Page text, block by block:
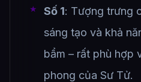
Số 1: Tượng trưng
sáng tạo và khả
bẩm – rất phù hợp
phong của Sư Tử.